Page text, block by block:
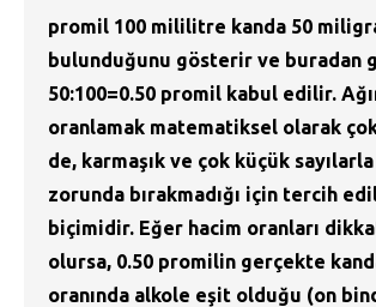
promil 100 mililitre kanda 50
bulunduğunu gösterir ve buradan
50:100=0.50 promil kabul edilir.
oranlamak matematiksel olarak
de, karmaşık ve çok küçük
zorunda bırakmadığı için tercih
biçimidir. Eğer hacim oranları
olursa, 0.50 promilin gerçekte
oranında alkole eşit olduğu (on